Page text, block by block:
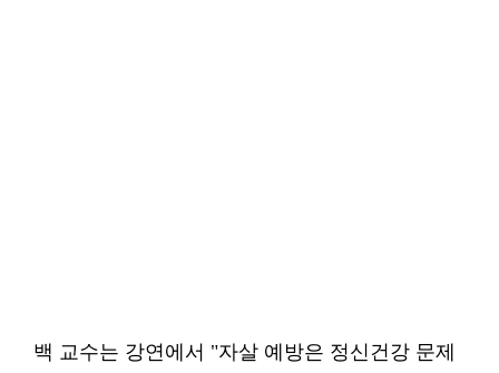
백 교수는 강연에서 "자살 예방은 정신건강 문제